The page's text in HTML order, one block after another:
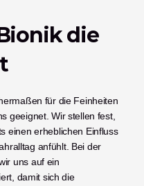
die
für die Feinheiten
geeignet. Wir stellen fest,
einen erheblichen Einfluss
anfühlt. Bei der
uns auf ein
damit sich die